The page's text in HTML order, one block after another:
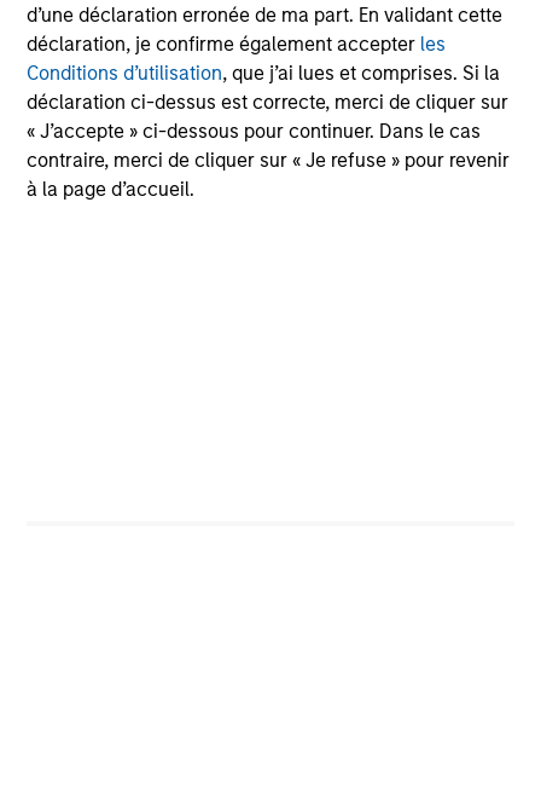
d’une déclaration erronée de ma part. En validant cette
déclaration, je confirme également accepter les
Conditions d’utilisation, que j’ai lues et comprises. Si la
déclaration ci-dessus est correcte, merci de cliquer sur
« J’accepte » ci-dessous pour continuer. Dans le cas
contraire, merci de cliquer sur « Je refuse » pour revenir
à la page d’accueil.
The investment team believes that companies that
demonstrate resilience - businesses that can adapt,
innovate and grow while safeguarding their people,
existing assets and brand equity - should be better
positioned to compound shareholder wealth over the long
term. In American Resilience, the team only invests in